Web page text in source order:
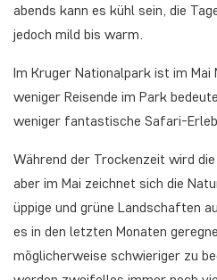
abends kann es kühl sein, die
jedoch mild bis warm.
Im Kruger Nationalpark ist im Mai
weniger Reisende im Park
weniger fantastische Safari-
Während der Trockenzeit wird
aber im Mai zeichnet sich die
üppige und grüne Landschaften
es in den letzten Monaten
möglicherweise schwieriger zu